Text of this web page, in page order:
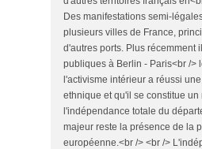
Des manifestations semi-
plusieurs villes de France,
d'autres ports. Plus récemment
publiques à Berlin - Paris<br />
l'activisme intérieur a réussi
ethnique et qu'il se constitue
l'indépendance totale du
majeur reste la présence de la
européenne.<br /> <br />